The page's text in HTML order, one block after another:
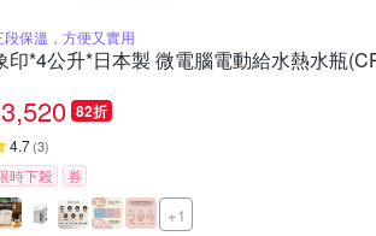
段保溫，方便又實用
印*4公升*日本製 微電腦電動給水熱水瓶
3,520 82折
4.7(3)
時下殺 券
+1